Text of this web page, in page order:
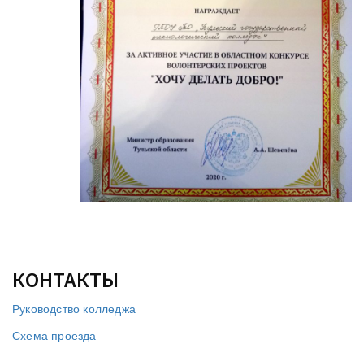
КОНТАКТЫ
Руководство колледжа
Схема проезда